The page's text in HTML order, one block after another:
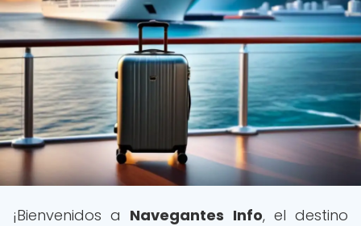
¡Bienvenidos a Navegantes Info, el destino